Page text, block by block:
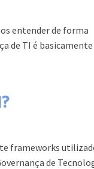
entender de forma
de TI é basicamente
frameworks
de